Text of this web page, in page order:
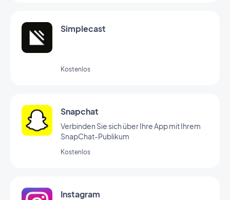
Simplecast
Kostenlos
Snapchat
Verbinden Sie sich über Ihre App mit Ihrem
SnapChat-Publikum
Kostenlos
Instagram